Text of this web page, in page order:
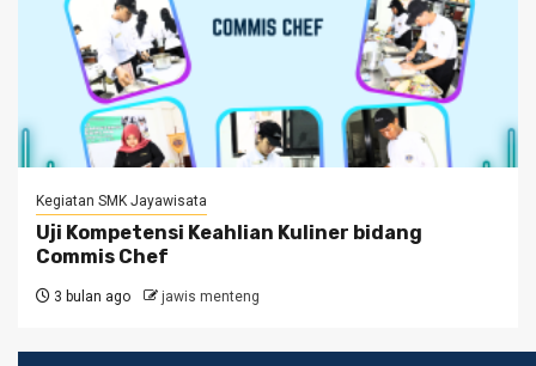
Kegiatan SMK Jayawisata
Uji Kompetensi Keahlian Kuliner bidang
Commis Chef
3 bulan ago jawis menteng